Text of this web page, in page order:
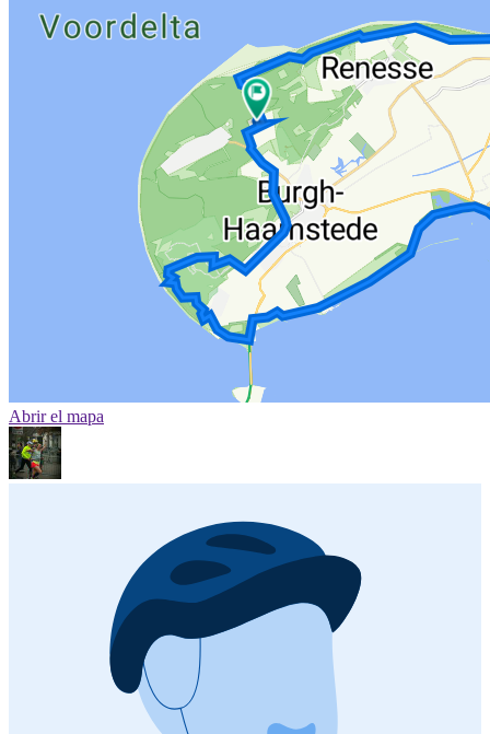
Abrir el mapa